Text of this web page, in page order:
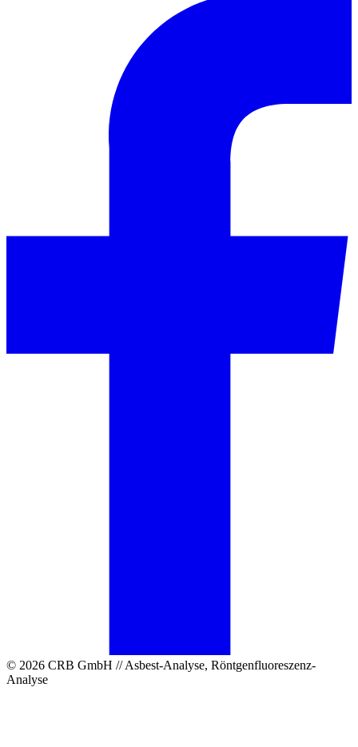
© 2026 CRB GmbH // Asbest-Analyse, Röntgenfluoreszenz-
Analyse